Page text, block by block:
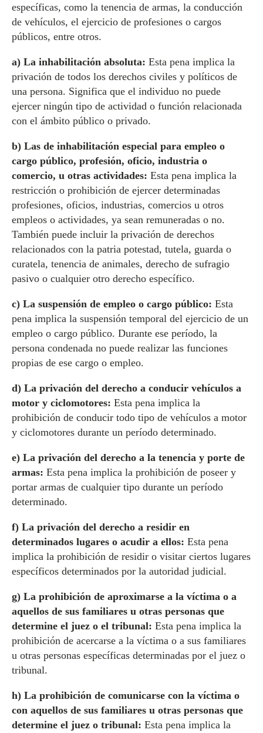
específicas, como la tenencia de armas, la conducción
de vehículos, el ejercicio de profesiones o cargos
públicos, entre otros.
a) La inhabilitación absoluta: Esta pena implica la
privación de todos los derechos civiles y políticos de
una persona. Significa que el individuo no puede
ejercer ningún tipo de actividad o función relacionada
con el ámbito público o privado.
b) Las de inhabilitación especial para empleo o
cargo público, profesión, oficio, industria o
comercio, u otras actividades: Esta pena implica la
restricción o prohibición de ejercer determinadas
profesiones, oficios, industrias, comercios u otros
empleos o actividades, ya sean remuneradas o no.
También puede incluir la privación de derechos
relacionados con la patria potestad, tutela, guarda o
curatela, tenencia de animales, derecho de sufragio
pasivo o cualquier otro derecho específico.
c) La suspensión de empleo o cargo público: Esta
pena implica la suspensión temporal del ejercicio de un
empleo o cargo público. Durante ese período, la
persona condenada no puede realizar las funciones
propias de ese cargo o empleo.
d) La privación del derecho a conducir vehículos a
motor y ciclomotores: Esta pena implica la
prohibición de conducir todo tipo de vehículos a motor
y ciclomotores durante un período determinado.
e) La privación del derecho a la tenencia y porte de
armas: Esta pena implica la prohibición de poseer y
portar armas de cualquier tipo durante un período
determinado.
f) La privación del derecho a residir en
determinados lugares o acudir a ellos: Esta pena
implica la prohibición de residir o visitar ciertos lugares
específicos determinados por la autoridad judicial.
g) La prohibición de aproximarse a la víctima o a
aquellos de sus familiares u otras personas que
determine el juez o el tribunal: Esta pena implica la
prohibición de acercarse a la víctima o a sus familiares
u otras personas específicas determinadas por el juez o
tribunal.
h) La prohibición de comunicarse con la víctima o
con aquellos de sus familiares u otras personas que
determine el juez o tribunal: Esta pena implica la